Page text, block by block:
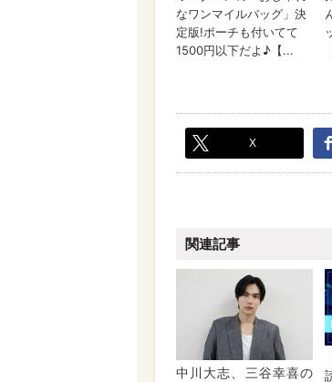
X
関連記事
中川大志、三谷幸喜の